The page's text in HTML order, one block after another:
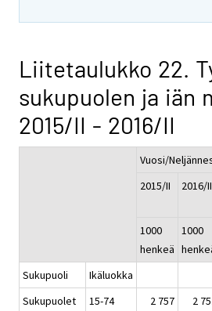
Liitetaulukko 22.
sukupuolen ja iän
2015/II - 2016/II
Vuosi/
2015/II
2016/II
1000
henkeä
1000
Sukupuoli
Ikäluokka
Sukupuolet
15-74 2 757 2